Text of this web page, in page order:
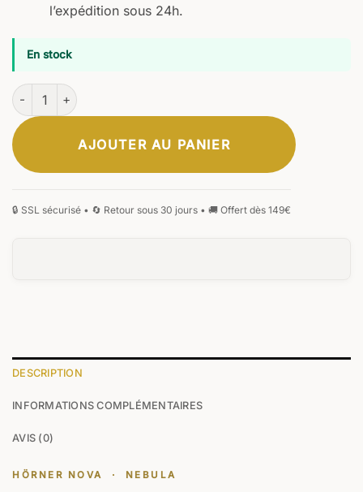
l’expédition sous 24h.
En stock
quantité de Hörner Nova Nebula
AJOUTER AU PANIER
DESCRIPTION
INFORMATIONS COMPLÉMENTAIRES
AVIS (0)
HÖRNER NOVA · NEBULA